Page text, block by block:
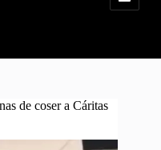
de coser a Cáritas